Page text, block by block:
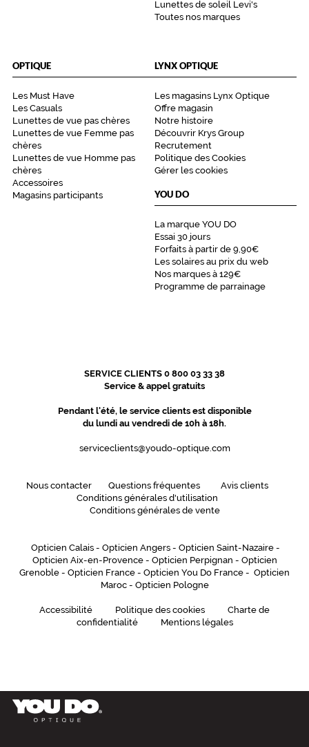
Lunettes de soleil Levi's
Toutes nos marques
OPTIQUE
Les Must Have
Les Casuals
Lunettes de vue pas chères
Lunettes de vue Femme pas
chères
Lunettes de vue Homme pas
chères
Accessoires
Magasins participants
LYNX OPTIQUE
Les magasins Lynx Optique
Offre magasin
Notre histoire
Découvrir Krys Group
Recrutement
Politique des Cookies
Gérer les cookies
YOU DO
La marque YOU DO
Essai 30 jours
Forfaits à partir de 9,90€
Les solaires au prix du web
Nos marques à 129€
Programme de parrainage
SERVICE CLIENTS 0 800 03 33 38
Service & appel gratuits
Pendant l'été, le service clients est disponible
du lundi au vendredi de 10h à 18h.
serviceclients@youdo-optique.com
Nous contacter Questions fréquentes
Avis clients
Conditions générales d'utilisation
Conditions générales de vente
Opticien Calais - Opticien Angers - Opticien Saint-Nazaire -
Opticien Aix-en-Provence- Opticien Perpignan - Opticien
Grenoble - Opticien France - Opticien You Do France - Opticien
Maroc- Opticien Pologne
Accessibilité Politique des cookies
Charte de
confidentialité
Mentions légales